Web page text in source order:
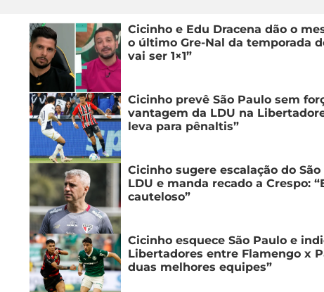
Cicinho e Edu Dracena dão o
o último Gre-Nal da temporada
vai ser 1×1”
Cicinho prevê São Paulo sem
vantagem da LDU na
leva para pênaltis”
Cicinho sugere escalação do
LDU e manda recado a Crespo:
cauteloso”
Cicinho esquece São Paulo e
Libertadores entre Flamengo x
duas melhores equipes”